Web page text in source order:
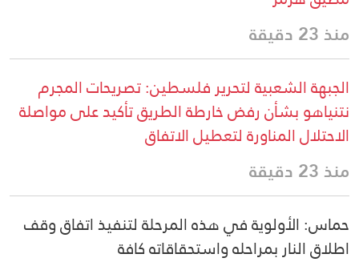
منذ 23 دقيقة
الجبهة الشعبية لتحرير فلسطين: تصريحات المجرم
نتنياهو بشأن رفض خارطة الطريق تأكيد على مواصلة
الاحتلال المناورة لتعطيل الاتفاق
منذ 23 دقيقة
حماس: الأولوية في هذه المرحلة لتنفيذ اتفاق وقف
اطلاق النار بمراحله واستحقاقاته كافة